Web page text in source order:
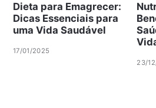
Dieta para Emagrecer:
Dicas Essenciais para
uma Vida Saudável
17/01/2025
23/